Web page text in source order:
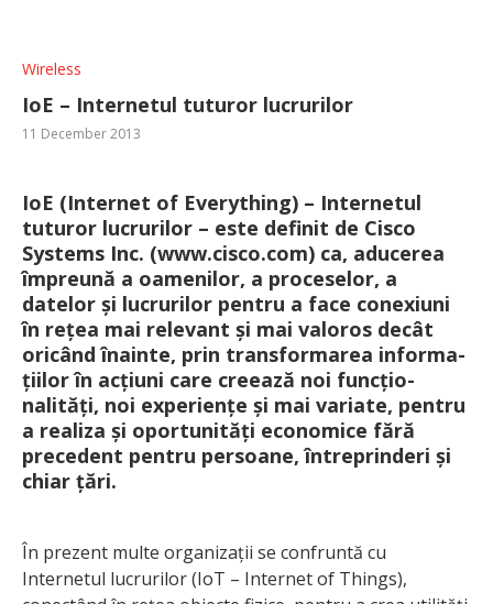
Wireless
IoE – Internetul tuturor lucrurilor
11 December 2013
IoE (Internet of Everything) – Internetul
tuturor lucrurilor – este definit de Cisco
Systems Inc. (www.cisco.com) ca, aducerea
împreună a oamenilor, a proceselor, a
datelor și lucrurilor pentru a face conexiuni
în rețea mai relevant și mai valoros decât
oricând înainte, prin transformarea informa­
țiilor în acțiuni care creează noi funcțio­
nalități, noi experiențe și mai variate, pentru
a realiza și opor­tunități economice fără
precedent pentru persoane, întreprinderi și
chiar țări.
În prezent multe organizații se confruntă cu
Internetul lucrurilor (IoT – Internet of Things),